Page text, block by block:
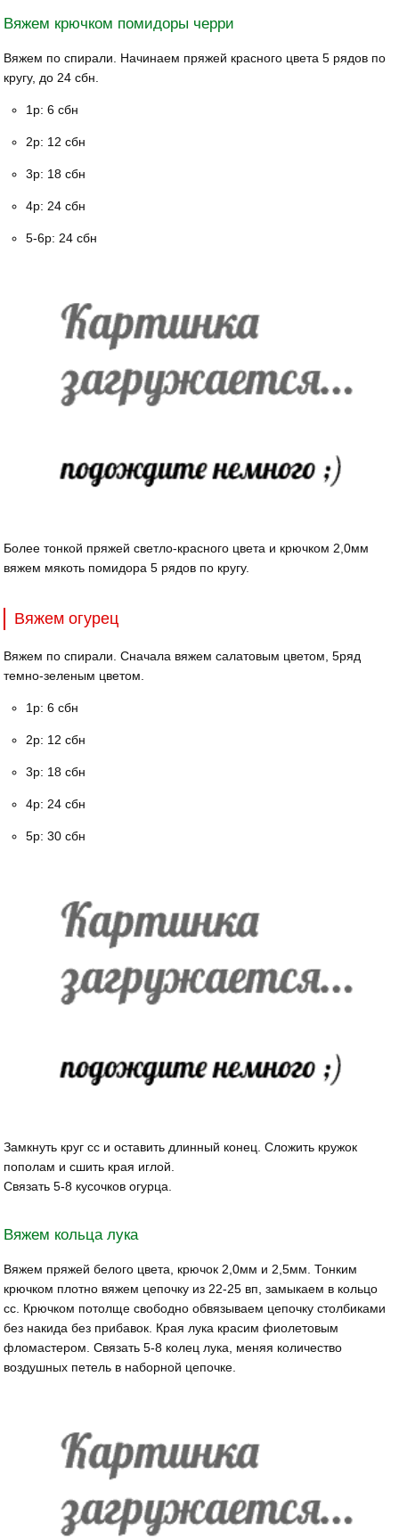
Вяжем крючком помидоры черри
Вяжем по спирали. Начинаем пряжей красного цвета 5 рядов по
кругу, до 24 сбн.
1р: 6 сбн
2р: 12 сбн
3р: 18 сбн
4р: 24 сбн
5-6р: 24 сбн
Более тонкой пряжей светло-красного цвета и крючком 2,0мм
вяжем мякоть помидора 5 рядов по кругу.
Вяжем огурец
Вяжем по спирали. Сначала вяжем салатовым цветом, 5ряд
темно-зеленым цветом.
1р: 6 сбн
2р: 12 сбн
3р: 18 сбн
4р: 24 сбн
5р: 30 сбн
Замкнуть круг сс и оставить длинный конец. Сложить кружок
пополам и сшить края иглой.
Связать 5-8 кусочков огурца.
Вяжем кольца лука
Вяжем пряжей белого цвета, крючок 2,0мм и 2,5мм. Тонким
крючком плотно вяжем цепочку из 22-25 вп, замыкаем в кольцо
сс. Крючком потолще свободно обвязываем цепочку столбиками
без накида без прибавок. Края лука красим фиолетовым
фломастером. Связать 5-8 колец лука, меняя количество
воздушных петель в наборной цепочке.